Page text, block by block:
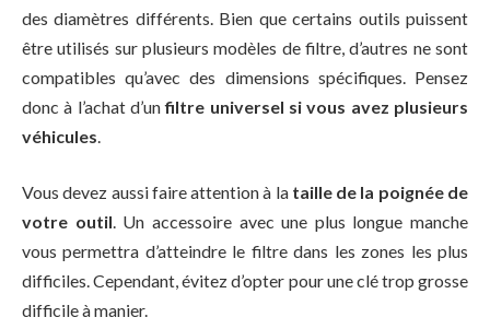
des diamètres différents. Bien que certains outils puissent
être utilisés sur plusieurs modèles de filtre, d’autres ne sont
compatibles qu’avec des dimensions spécifiques. Pensez
donc à l’achat d’unfiltre universel si vous avez plusieurs
véhicules
Vous devez aussi faire attention à la taille de la poignée de
votre outil. Un accessoire avec une plus longue manche
vous permettra d’atteindre le filtre dans les zones les plus
difficiles. Cependant, évitez d’opter pour une clé trop grosse
difficile à manier.